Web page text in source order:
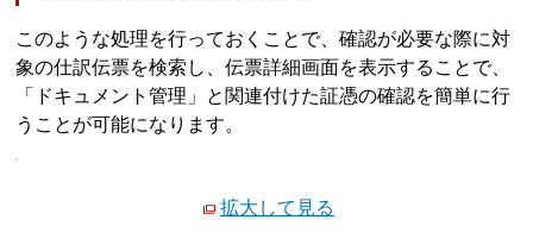
このような処理を行っておくことで、確認が必要な際に対
象の仕訳伝票を検索し、伝票詳細画面を表示することで、
「ドキュメント管理」と関連付けた証憑の確認を簡単に行
うことが可能になります。
拡大して見る